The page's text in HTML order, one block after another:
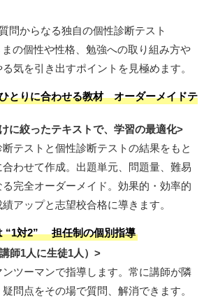
問からなる独自の個性診断テスト
まの個性や性格、勉強への取り組み方や
気を引き出すポイントを見極めます。
とりに合わせる教材 オーダーメイドテ
に絞ったテキストで、学習の最適化>
テストと個性診断テストの結果をもと
わせて作成。出題単元、問題量、難易
完全オーダーメイド。効果的・効率的
アップと志望校合格に導きます。
“1対2” 担任制の個別指導
師1人に生徒1人）>
ツーマンで指導します。常に講師が隣
問点をその場で質問、解消できます。